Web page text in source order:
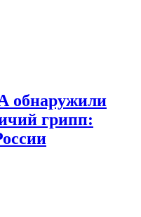
обнаружили
грипп: